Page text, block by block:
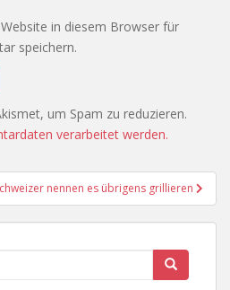
in diesem Browser für
speichern.
um Spam zu reduzieren.
verarbeitet werden.
nennen es übrigens grillieren